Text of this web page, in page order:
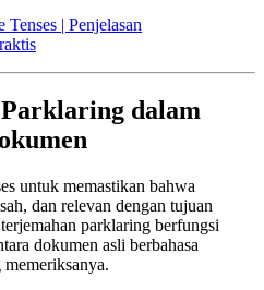
Tenses | Penjelasan
dalam
untuk memastikan bahwa
dan relevan dengan tujuan
parklaring berfungsi
dokumen asli berbahasa